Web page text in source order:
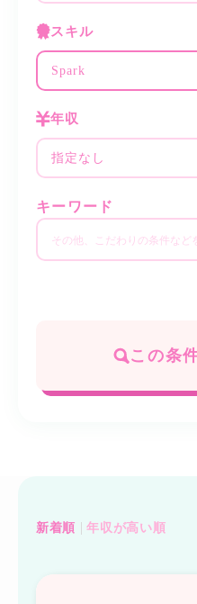
スキル
Spark
年収
指定なし
キーワード
この条
新着順 年収が高い順